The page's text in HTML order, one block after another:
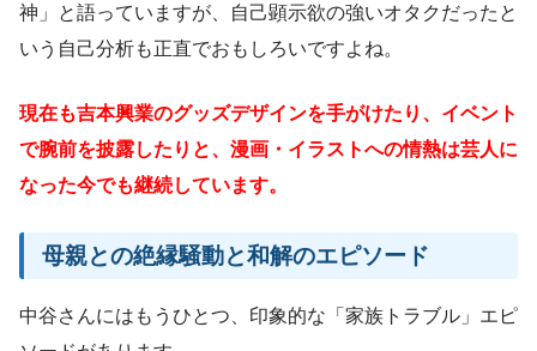
神」と語っていますが、自己顕示欲の強いオタクだったと
いう自己分析も正直でおもしろいですよね。
現在も吉本興業のグッズデザインを手がけたり、イベント
で腕前を披露したりと、漫画・イラストへの情熱は芸人に
なった今でも継続しています。
母親との絶縁騒動と和解のエピソード
中谷さんにはもうひとつ、印象的な「家族トラブル」エピ